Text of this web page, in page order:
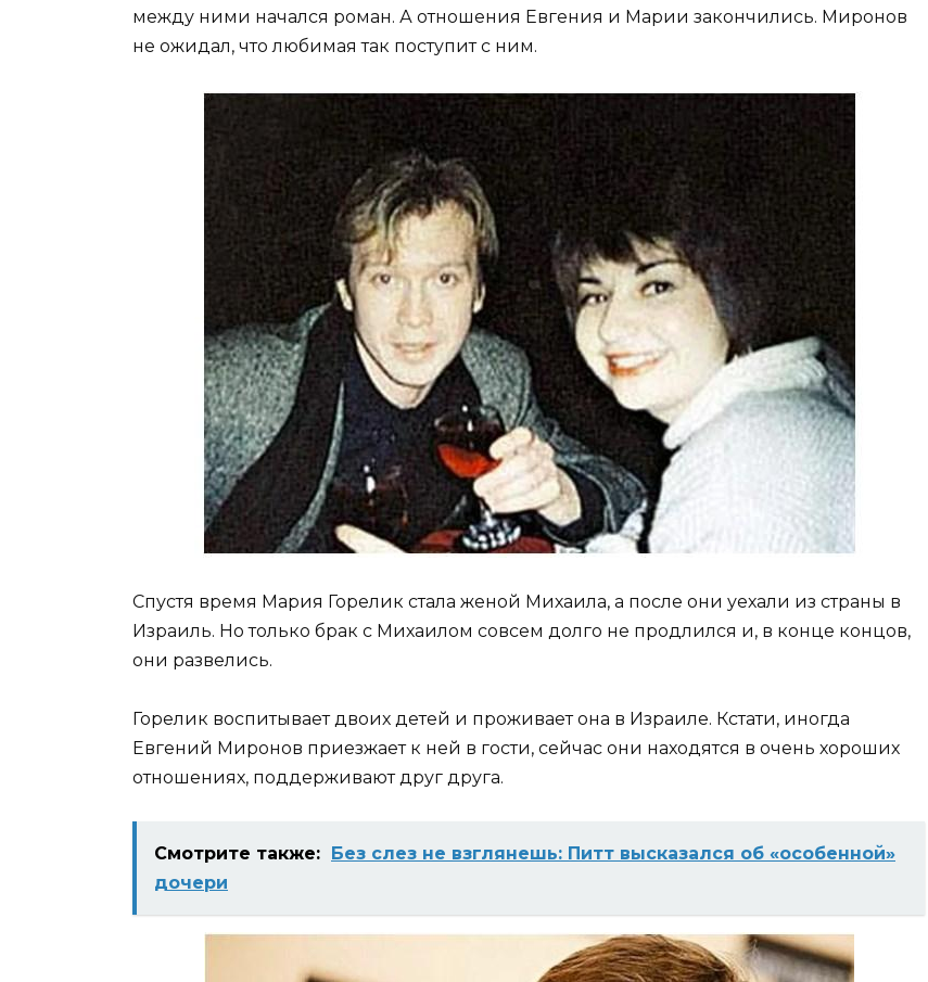
между ними начался роман. А отношения Евгения и Марии закончились. Миронов
не ожидал, что любимая так поступит с ним.
Спустя время Мария Горелик стала женой Михаила, а после они уехали из страны в
Израиль. Но только брак с Михаилом совсем долго не продлился и, в конце концов,
они развелись.
Горелик воспитывает двоих детей и проживает она в Израиле. Кстати, иногда
Евгений Миронов приезжает к ней в гости, сейчас они находятся в очень хороших
отношениях, поддерживают друг друга.
Смотрите также: Без слез не взглянешь: Питт высказался об «особенной»
дочери